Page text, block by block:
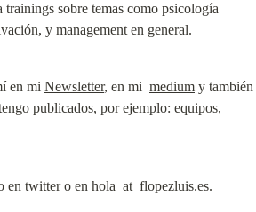
trainings sobre temas como psicología
y management en general.
en mi Newsletter, en mi medium y también
publicados, por ejemplo: equipos
en twitter o en hola_at_flopezluis.es.